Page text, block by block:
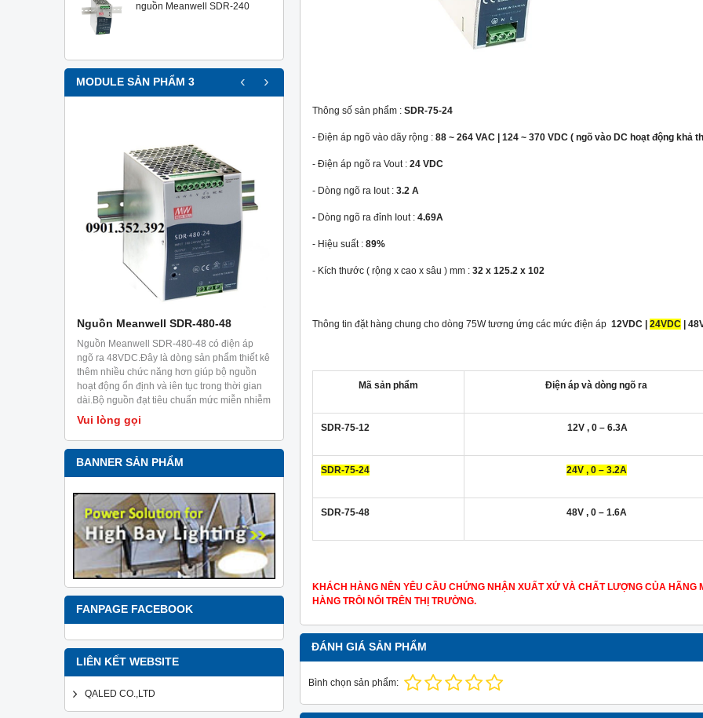
nguồn Meanwell SDR-240
MODULE SẢN PHẨM 3
Nguồn Meanwell SDR-480-48
Nguồn Meanwell SDR-480-48 có điện áp
ngõ ra 48VDC.Đây là dòng sản phẩm thiết kê
thêm nhiều chức năng hơn giúp bộ nguồn
hoạt động ổn định và iên tục trong thời gian
dài.Bộ nguồn đạt tiêu chuẩn mức miễn nhiễm
trong công nghiệp EN61000-6-2.Sản phẩm
chuyên dùng cho tủ điện, có thể cài đặt trên
ray TS35/7.5 hoặc 15.
Vui lòng gọi
Nguồn Meanwell SDR-120-48
phía sau, ray này chuyên dùng lắp trong tủ
điện dạng ray TS-35/7.5 hoặc 15.Thiết kế
Nguồn Meanwell RSP-2400-48
truyền hình và truyền hình kỹ thuật số.Ngoải
ra còn ứng dụng cung cấp nguồn cho các đài
quân sự.
‹ ›
BANNER SẢN PHẨM
FANPAGE FACEBOOK
LIÊN KẾT WEBSITE
QALED CO.,LTD
Thông số sản phẩm : SDR-75-24
- Điện áp ngõ vào dãy rộng : 88 ~ 264 VAC | 124 ~ 370 VDC ( ngõ vào DC hoạt động khả
- Điện áp ngõ ra Vout : 24 VDC
- Dòng ngõ ra Iout : 3.2 A
- Dòng ngõ ra đỉnh Iout : 4.69A
- Hiệu suất : 89%
- Kích thước ( rộng x cao x sâu ) mm : 32 x 125.2 x 102
Thông tin đặt hàng chung cho dòng 75W tương ứng các mức điện áp 12VDC | 24VDC |
Mã sản phẩm Điện áp và dòng ngõ ra
SDR-75-12 12V , 0 – 6.3A
SDR-75-24 24V , 0 – 3.2A
SDR-75-48 48V , 0 – 1.6A
KHÁCH HÀNG NÊN YÊU CẦU CHỨNG NHẬN XUẤT XỨ VÀ CHẤT LƯỢNG CỦA
HÀNG TRÔI NỔI TRÊN THỊ TRƯỜNG.
ĐÁNH GIÁ SẢN PHẨM
Bình chọn sản phẩm: